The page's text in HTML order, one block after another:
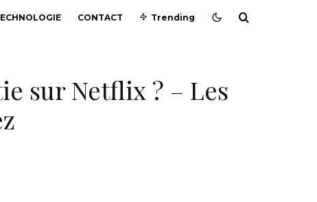
CONTACT Trending
sur Netflix ? – Les